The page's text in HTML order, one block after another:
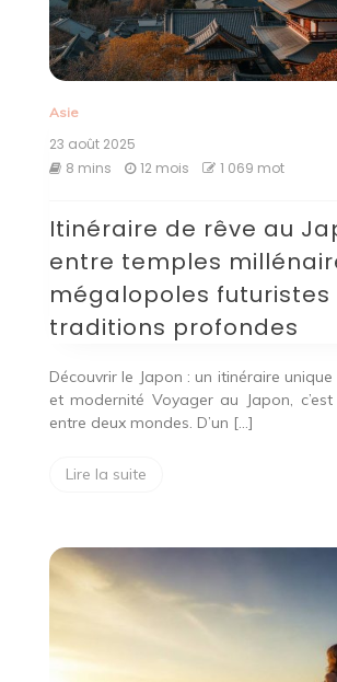
Asie
23 août 2025
8 mins
12 mois 1 069 mot
Itinéraire de rêve au
entre temples
mégalopoles futuristes
traditions profondes
Découvrir le Japon : un itinéraire
et modernité Voyager au Japon,
entre deux mondes. D’un […]
Lire la suite